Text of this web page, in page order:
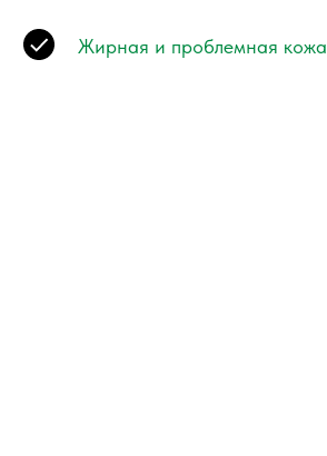
Жирная и проблемная кожа